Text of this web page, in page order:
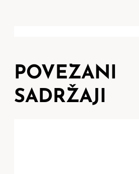
POVEZANI
SADRŽAJI